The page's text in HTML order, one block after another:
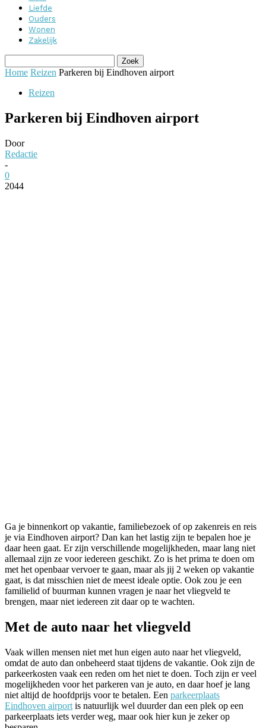
Liefde
Ouders
Wonen
Zakelijk
Home Reizen Parkeren bij Eindhoven airport
Reizen
Parkeren bij Eindhoven airport
Door
Redactie
-
0
2044
Ga je binnenkort op vakantie, familiebezoek of op zakenreis en reis
je via Eindhoven airport? Dan kan het lastig zijn te bepalen hoe je
daar heen gaat. Er zijn verschillende mogelijkheden, maar lang niet
allemaal zijn ze voor iedereen geschikt. Zo is het prima te doen om
met het openbaar vervoer te gaan, maar als jij 2 weken op vakantie
gaat, is dat misschien niet de meest ideale optie. Ook zou je een
familielid of buurman kunnen vragen je naar het vliegveld te
brengen, maar niet iedereen zit daar op te wachten.
Met de auto naar het vliegveld
Vaak willen mensen niet met hun eigen auto naar het vliegveld,
omdat de auto dan onbeheerd staat tijdens de vakantie. Ook zijn de
parkeerkosten vaak een reden om het niet te doen. Toch zijn er veel
mogelijkheden voor het parkeren van je auto, en daar hoef je lang
niet altijd de hoofdprijs voor te betalen. Een parkeerplaats
Eindhoven airport is natuurlijk wel duurder dan een plek op een
parkeerplaats iets verder weg, maar ook hier kun je zeker op